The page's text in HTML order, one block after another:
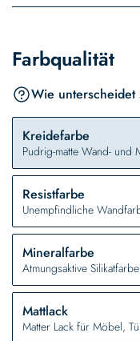
Farbqualität
Wie unterscheidet
Kreidefarbe
Pudrig-matte Wand- und
Resistfarbe
Unempfindliche
Mineralfarbe
Atmungsaktive
Mattlack
Matter Lack für Möbel,